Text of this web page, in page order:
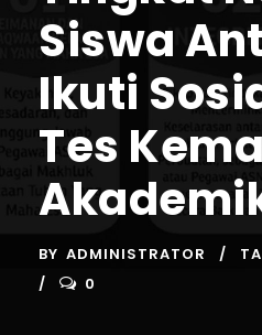
Siswa
Ikuti
Tes
BY ADMINISTRATOR
0